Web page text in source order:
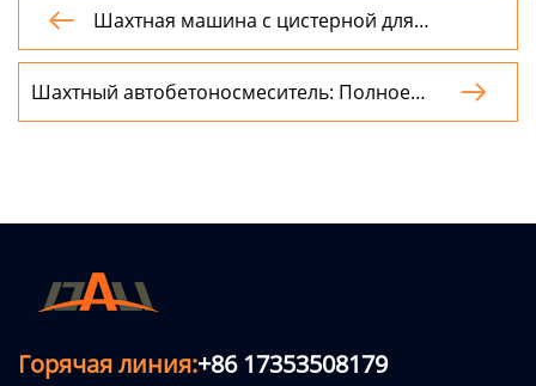

Шахтная машина с цистерной для
перевозки топлива: Полное руководство
Шахтный автобетоносмеситель: Полное
руководство по выбору и эксплуатации

Горячая линия:+86 17353508179